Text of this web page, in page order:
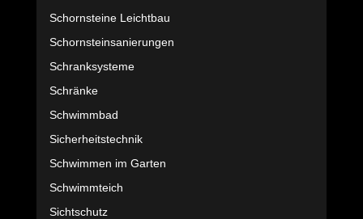
Schornsteine Leichtbau
Schornsteinsanierungen
Schranksysteme
Schränke
Schwimmbad
Sicherheitstechnik
Schwimmen im Garten
Schwimmteich
Sichtschutz